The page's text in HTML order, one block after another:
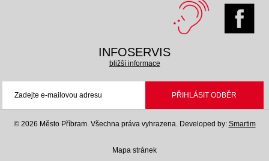
INFOSERVIS
bližší informace
© 2026 Město Příbram. Všechna práva vyhrazena. Developed by: Smartim
Mapa stránek